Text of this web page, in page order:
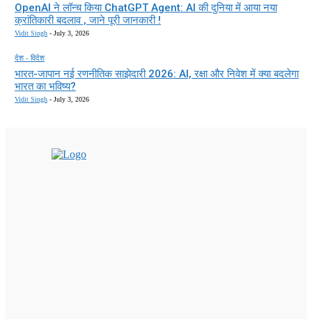
OpenAI ने लॉन्च किया ChatGPT Agent: AI की दुनिया में आया नया
क्रांतिकारी बदलाव , जाने पूरी जानकारी !
Vidit Singh - July 3, 2026
देश - विदेश
भारत-जापान नई रणनीतिक साझेदारी 2026: AI, रक्षा और निवेश में क्या बदलेगा
भारत का भविष्य?
Vidit Singh - July 3, 2026